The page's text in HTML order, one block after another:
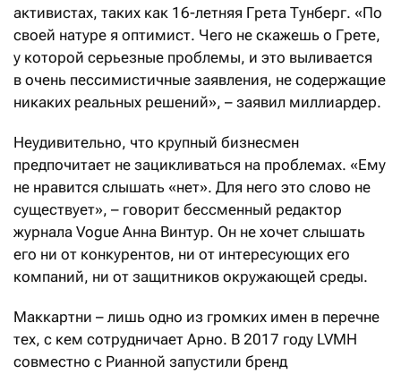
активистах, таких как 16-летняя Грета Тунберг. «По
своей натуре я оптимист. Чего не скажешь о Грете,
у которой серьезные проблемы, и это выливается
в очень пессимистичные заявления, не содержащие
никаких реальных решений», – заявил миллиардер.
Неудивительно, что крупный бизнесмен
предпочитает не зацикливаться на проблемах. «Ему
не нравится слышать «нет». Для него это слово не
существует», – говорит бессменный редактор
журнала Vogue Анна Винтур. Он не хочет слышать
его ни от конкурентов, ни от интересующих его
компаний, ни от защитников окружающей среды.
Маккартни – лишь одно из громких имен в перечне
тех, с кем сотрудничает Арно. В 2017 году LVMH
совместно с Рианной запустили бренд